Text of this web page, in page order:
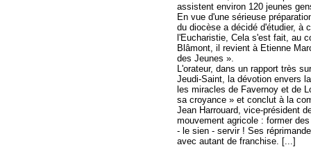
assistent environ 120 jeunes
En vue d'une sérieuse
du diocèse a décidé d'étudier, à
l'Eucharistie, Cela s'est fait, au
Blâmont, il revient à Etienne
des Jeunes ».
L'orateur, dans un rapport très
Jeudi-Saint, la dévotion envers
les miracles de Favernoy et de
sa croyance » et conclut à la
Jean Harrouard, vice-président
mouvement agricole : former
- le sien - servir ! Ses
avec autant de franchise. [...]